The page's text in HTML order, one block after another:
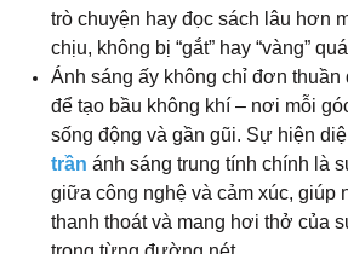
Chỉ Số Hoàn Màu ≥ 80Ra –
Thực, Tái Hiện Tự Nhiên
Một trong những yếu tố quan
lượng ánh sáng chính là chỉ số
số phản ánh độ trung thực của
sáng. Với CRI ≥ 80Ra,
đèn âm
trung tính mang đến sắc màu